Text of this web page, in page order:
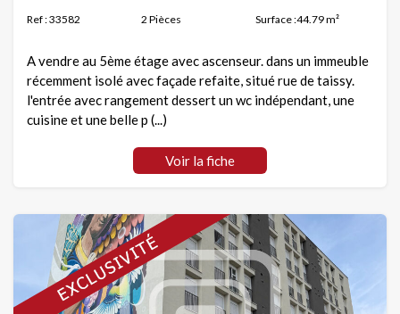
Ref : 33582 2 Pièces Surface :44.79 m²
A vendre au 5ème étage avec ascenseur. dans un immeuble
récemment isolé avec façade refaite, situé rue de taissy.
l'entrée avec rangement dessert un wc indépendant, une
cuisine et une belle p (...)
Voir la fiche